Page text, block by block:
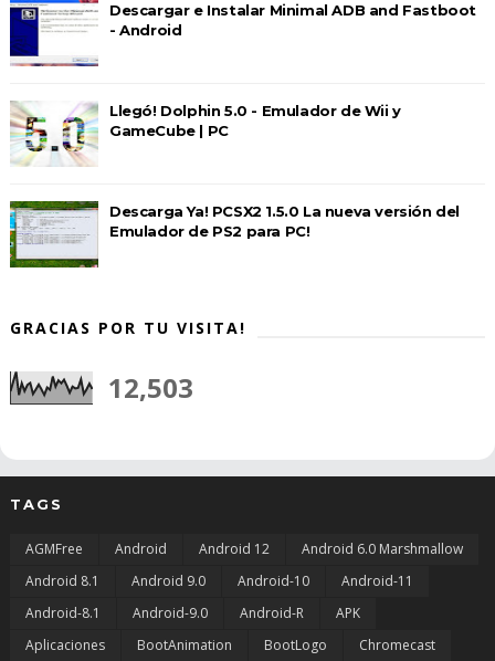
Descargar e Instalar Minimal ADB and Fastboot
- Android
Llegó! Dolphin 5.0 - Emulador de Wii y
GameCube | PC
Descarga Ya! PCSX2 1.5.0 La nueva versión del
Emulador de PS2 para PC!
GRACIAS POR TU VISITA!
12,503
TAGS
AGMFree Android Android 12
Android 6.0 Marshmallow
Android 8.1
Android 9.0 Android-10
Android-11
Android-8.1
Android-9.0 Android-R
APK
Aplicaciones
BootAnimation BootLogo Chromecast